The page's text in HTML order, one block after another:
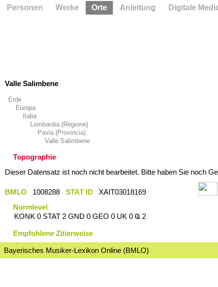
Valle Salimbene
Erde
Europa
Italia
Lombardia (Regione)
Pavia (Provincia)
Valle Salimbene
Topographie
Dieser Datensatz ist noch nicht bearbeitet. Bitte haben Sie noch
BMLO 1008288 STAT ID
XAIT03018169
Normlevel
KONK 0 STAT 2 GND 0 GEO 0 UK 0 Ҩ 2
Empfohlene Zitierweise
Bayerisches Musiker-Lexikon Online (BMLO)
Personen Werke Orte Anleitung Digitale